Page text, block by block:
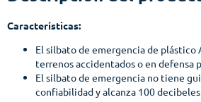
Características:
El silbato de emergencia de plástico
terrenos accidentados o en defensa
El silbato de emergencia no tiene
confiabilidad y alcanza 100